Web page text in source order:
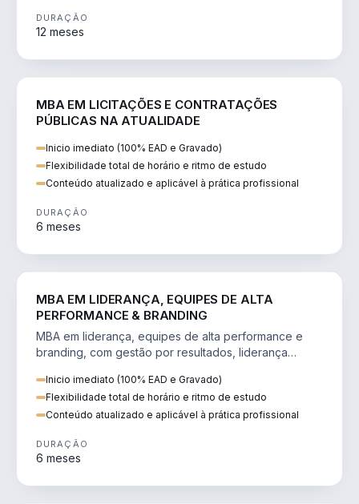
DURAÇÃO
12 meses
MBA EM LICITAÇÕES E CONTRATAÇÕES
PÚBLICAS NA ATUALIDADE
Inicio imediato (100% EAD e Gravado)
Flexibilidade total de horário e ritmo de estudo
Conteúdo atualizado e aplicável à prática profissional
DURAÇÃO
6 meses
MBA EM LIDERANÇA, EQUIPES DE ALTA
PERFORMANCE & BRANDING
MBA em liderança, equipes de alta performance e
branding, com gestão por resultados, liderança
Inicio imediato (100% EAD e Gravado)
Flexibilidade total de horário e ritmo de estudo
Conteúdo atualizado e aplicável à prática profissional
DURAÇÃO
6 meses